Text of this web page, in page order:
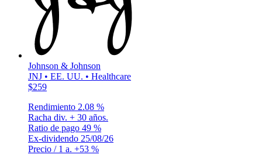
Johnson & Johnson
JNJ • EE. UU. • Healthcare
$259
Rendimiento 2.08 %
Racha div. + 30 años.
Ratio de pago 49 %
Ex-dividendo 25/08/26
Precio / 1 a. +53 %